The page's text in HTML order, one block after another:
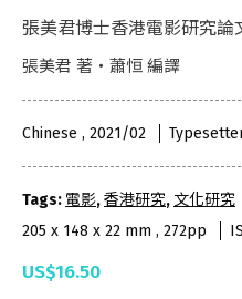
張美君博士香港電影研究論
張美君 著・蕭恒 編譯
Chinese , 2021/02
Tags: 電影,香港研究, 文化研究
205 x 148 x 22 mm , 272pp
US$16.50